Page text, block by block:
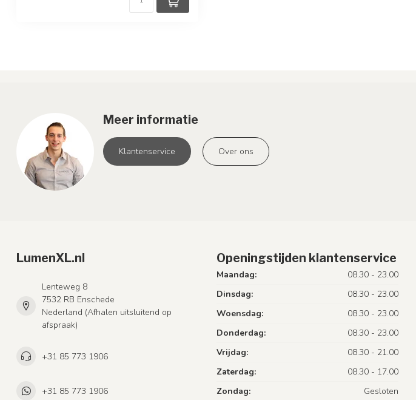
Meer informatie
Klantenservice Over ons
LumenXL.nl
Lenteweg 8
7532 RB Enschede
Nederland (Afhalen uitsluitend op
afspraak)
+31 85 773 1906
+31 85 773 1906
Openingstijden klantenservice
Maandag:
08.30 - 23.00
Dinsdag:
08.30 - 23.00
Woensdag:
08.30 - 23.00
Donderdag:
08.30 - 23.00
Vrijdag:
08.30 - 21.00
Zaterdag:
08.30 - 17.00
Zondag:
Gesloten